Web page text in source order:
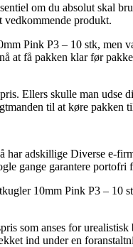
om du absolut skal
vedkommende produkt.
Pink P3 – 10 stk, men
at få pakken klar før
Ellers skulle man udse
til at køre pakken
har adskillige Diverse e-
gange garantere portofri
10mm Pink P3 – 10
som anses for urealistisk
ind under en